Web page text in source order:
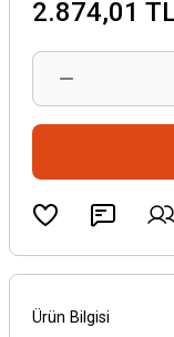
2.874,01
Ürün Bilgisi